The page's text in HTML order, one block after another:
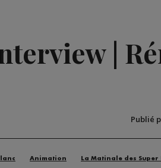
|
Publié
Animation La Matinale des Super